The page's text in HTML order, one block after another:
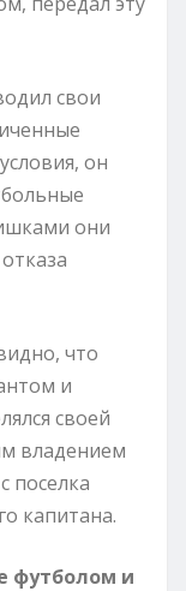
свои
он
они
что
и
своей
владением
поселка
капитана.
футболом и